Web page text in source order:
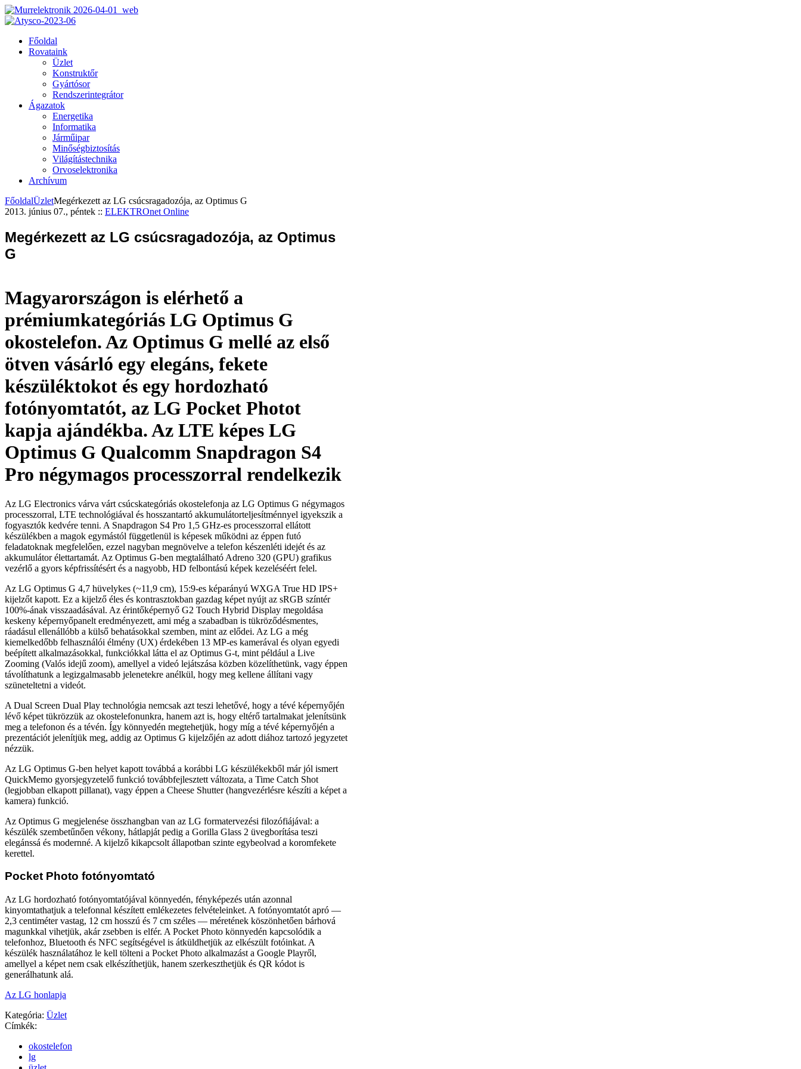
Főoldal
Rovataink
Üzlet
Konstruktőr
Gyártósor
Rendszerintegrátor
Ágazatok
Energetika
Informatika
Járműipar
Minőségbiztosítás
Világítástechnika
Orvoselektronika
Archívum
FőoldalÜzletMegérkezett az LG csúcsragadozója, az Optimus G
2013. június 07., péntek :: ELEKTROnet Online
Megérkezett az LG csúcsragadozója, az Optimus
G
Magyarországon is elérhető a
prémiumkategóriás LG Optimus G
okostelefon. Az Optimus G mellé az első
ötven vásárló egy elegáns, fekete
készüléktokot és egy hordozható
fotónyomtatót, az LG Pocket Photot
kapja ajándékba. Az LTE képes LG
Optimus G Qualcomm Snapdragon S4
Pro négymagos processzorral rendelkezik
Az LG Electronics várva várt csúcskategóriás okostelefonja az LG Optimus G négymagos
processzorral, LTE technológiával és hosszantartó akkumulátorteljesítménnyel igyekszik a
fogyasztók kedvére tenni. A Snapdragon S4 Pro 1,5 GHz-es processzorral ellátott
készülékben a magok egymástól függetlenül is képesek működni az éppen futó
feladatoknak megfelelően, ezzel nagyban megnövelve a telefon készenléti idejét és az
akkumulátor élettartamát. Az Optimus G-ben megtalálható Adreno 320 (GPU) grafikus
vezérlő a gyors képfrissítésért és a nagyobb, HD felbontású képek kezeléséért felel.
Az LG Optimus G 4,7 hüvelykes (~11,9 cm), 15:9-es képarányú WXGA True HD IPS+
kijelzőt kapott. Ez a kijelző éles és kontrasztokban gazdag képet nyújt az sRGB színtér
100%-ának visszaadásával. Az érintőképernyő G2 Touch Hybrid Display megoldása
keskeny képernyőpanelt eredményezett, ami még a szabadban is tükröződésmentes,
ráadásul ellenállóbb a külső behatásokkal szemben, mint az elődei. Az LG a még
kiemelkedőbb felhasználói élmény (UX) érdekében 13 MP-es kamerával és olyan egyedi
beépített alkalmazásokkal, funkciókkal látta el az Optimus G-t, mint például a Live
Zooming (Valós idejű zoom), amellyel a videó lejátszása közben közelíthetünk, vagy éppen
távolíthatunk a legizgalmasabb jelenetekre anélkül, hogy meg kellene állítani vagy
szüneteltetni a videót.
A Dual Screen Dual Play technológia nemcsak azt teszi lehetővé, hogy a tévé képernyőjén
lévő képet tükrözzük az okostelefonunkra, hanem azt is, hogy eltérő tartalmakat jelenítsünk
meg a telefonon és a tévén. Így könnyedén megtehetjük, hogy míg a tévé képernyőjén a
prezentációt jelenítjük meg, addig az Optimus G kijelzőjén az adott diához tartozó jegyzetet
nézzük.
Az LG Optimus G-ben helyet kapott továbbá a korábbi LG készülékekből már jól ismert
QuickMemo gyorsjegyzetelő funkció továbbfejlesztett változata, a Time Catch Shot
(legjobban elkapott pillanat), vagy éppen a Cheese Shutter (hangvezérlésre készíti a képet a
kamera) funkció.
Az Optimus G megjelenése összhangban van az LG formatervezési filozófiájával: a
készülék szembetűnően vékony, hátlapját pedig a Gorilla Glass 2 üvegborítása teszi
elegánssá és modernné. A kijelző kikapcsolt állapotban szinte egybeolvad a koromfekete
kerettel.
Pocket Photo fotónyomtató
Az LG hordozható fotónyomtatójával könnyedén, fényképezés után azonnal
kinyomtathatjuk a telefonnal készített emlékezetes felvételeinket. A fotónyomtatót apró —
2,3 centiméter vastag, 12 cm hosszú és 7 cm széles — méretének köszönhetően bárhová
magunkkal vihetjük, akár zsebben is elfér. A Pocket Photo könnyedén kapcsolódik a
telefonhoz, Bluetooth és NFC segítségével is átküldhetjük az elkészült fotóinkat. A
készülék használatához le kell tölteni a Pocket Photo alkalmazást a Google Playről,
amellyel a képet nem csak elkészíthetjük, hanem szerkeszthetjük és QR kódot is
generálhatunk alá.
Az LG honlapja
Kategória: Üzlet
Címkék:
okostelefon
lg